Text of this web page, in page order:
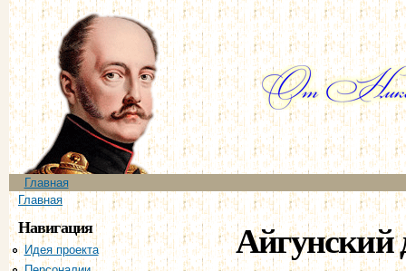
Главное меню
Главная
Вы здесь
Главная
Навигация
Идея проекта
Айгунский